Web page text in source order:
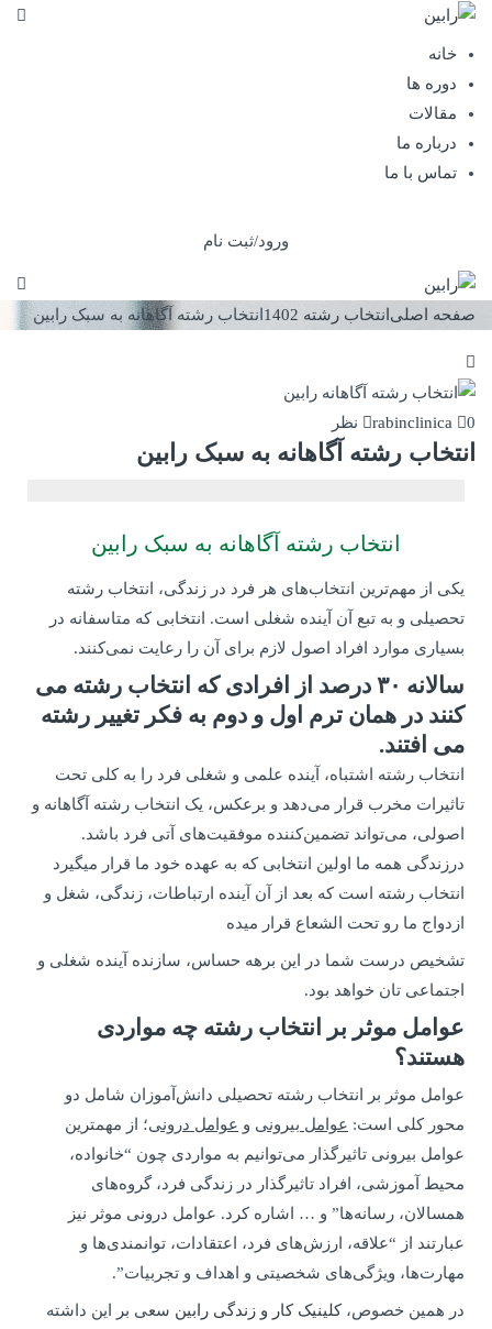
خانه
دوره ها
مقالات
درباره ما
تماس با ما
ورود/ثبت نام
صفحه اصلی انتخاب رشته 1402 انتخاب رشته آگاهانه به سبک رابین
rabinclinica 0 نظر
انتخاب رشته آگاهانه به سبک رابین
انتخاب رشته آگاهانه به سبک رابین
یکی از مهم‌ترین انتخاب‌های هر فرد در زندگی، انتخاب رشته
تحصیلی و به تبع آن آینده شغلی است. انتخابی که متاسفانه در
بسیاری موارد افراد اصول لازم برای آن را رعایت نمی‌کنند.
سالانه ۳۰ درصد از افرادی که انتخاب رشته می
کنند در همان ترم اول و دوم به فکر تغییر رشته
می افتند.
انتخاب رشته اشتباه، آینده علمی و شغلی فرد را به کلی تحت
تاثیرات مخرب قرار می‌دهد و برعکس، یک انتخاب رشته آگاهانه و
اصولی، می‌تواند تضمین‌کننده موفقیت‌های آتی فرد باشد.
درزندگی همه ما اولین انتخابی که به عهده خود ما قرار میگیرد
انتخاب رشته است که بعد از آن آینده ارتباطات، زندگی، شغل و
ازدواج ما رو تحت الشعاع قرار میده
تشخیص درست شما در این برهه حساس، سازنده آینده شغلی و
اجتماعی تان خواهد بود.
عوامل موثر بر انتخاب رشته چه مواردی
هستند؟
عوامل موثر بر انتخاب رشته تحصیلی دانش‌آموزان شامل دو
محور کلی است: عوامل بیرونی و عوامل درونی؛ از مهمترین
عوامل بیرونی تاثیرگذار می‌توانیم به مواردی چون “خانواده،
محیط آموزشی، افراد تاثیرگذار در زندگی فرد، گروه‌های
همسالان، رسانه‌ها” و … اشاره کرد. عوامل درونی موثر نیز
عبارتند از “علاقه، ارزش‌های فرد، اعتقادات، توانمندی‌ها و
مهارت‌ها، ویژگی‌های شخصیتی و اهداف و تجربیات”.
در همین خصوص،کلینیک کار و زندگی رابین سعی بر این داشته